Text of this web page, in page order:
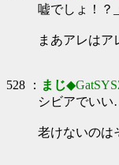
嘘でしょ！？
まあアレはア
528 ： まじ
シビアでいい
老けないのは